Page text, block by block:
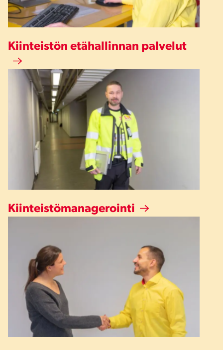
Kiinteistön etähallinnan palvelut
Kiinteistömanagerointi